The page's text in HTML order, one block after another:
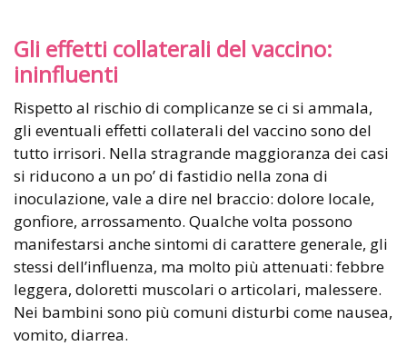
Gli effetti collaterali del vaccino:
ininfluenti
Rispetto al rischio di complicanze se ci si ammala,
gli eventuali effetti collaterali del vaccino sono del
tutto irrisori. Nella stragrande maggioranza dei casi
si riducono a un po’ di fastidio nella zona di
inoculazione, vale a dire nel braccio: dolore locale,
gonfiore, arrossamento. Qualche volta possono
manifestarsi anche sintomi di carattere generale, gli
stessi dell’influenza, ma molto più attenuati: febbre
leggera, doloretti muscolari o articolari, malessere.
Nei bambini sono più comuni disturbi come nausea,
vomito, diarrea.